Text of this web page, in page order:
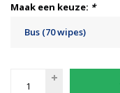
Maak een keuze: *
Bus (70 wipes)